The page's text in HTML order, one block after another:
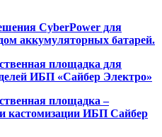
CyberPower для
аккумуляторных батарей.
площадка для
ИБП «Сайбер Электро»
площадка –
кастомизации ИБП Сайбер